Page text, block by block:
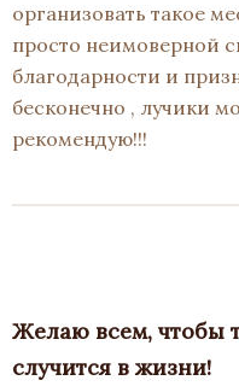
организовать такое
просто неимоверной
благодарности и
бесконечно , лучики
рекомендую!!!
Желаю всем, чтобы
случится в жизни!